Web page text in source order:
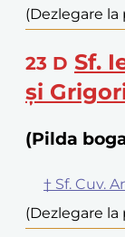
(Dezlegare
23 D Sf.
și
(Pilda
† Sf. Cuv.
(Dezlegare